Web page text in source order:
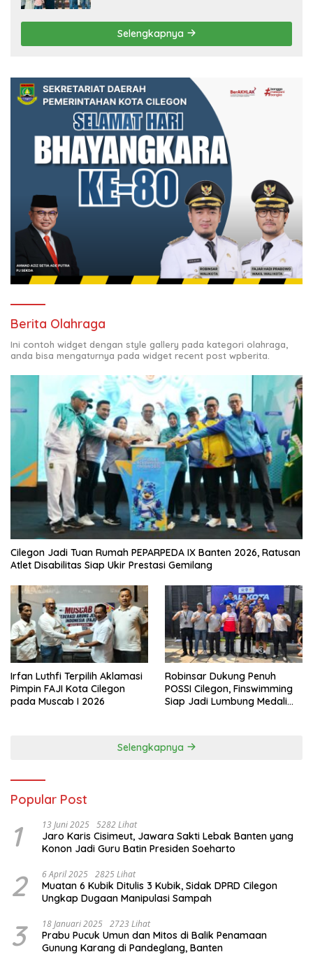
Selengkapnya
Berita Olahraga
Ini contoh widget dengan style gallery pada kategori olahraga,
anda bisa mengaturnya pada widget recent post wpberita.
Cilegon Jadi Tuan Rumah PEPARPEDA IX Banten 2026, Ratusan
Atlet Disabilitas Siap Ukir Prestasi Gemilang
Irfan Luthfi Terpilih Aklamasi
Pimpin FAJI Kota Cilegon
pada Muscab I 2026
Robinsar Dukung Penuh
POSSI Cilegon, Finswimming
Siap Jadi Lumbung Medali
Selengkapnya
Popular Post
1 13 Juni 2025 5282 Lihat
Jaro Karis Cisimeut, Jawara Sakti Lebak Banten yang
Konon Jadi Guru Batin Presiden Soeharto
2 6 April 2025 2825 Lihat
Muatan 6 Kubik Ditulis 3 Kubik, Sidak DPRD Cilegon
Ungkap Dugaan Manipulasi Sampah
3 18 Januari 2025 2723 Lihat
Prabu Pucuk Umun dan Mitos di Balik Penamaan
Gunung Karang di Pandeglang, Banten